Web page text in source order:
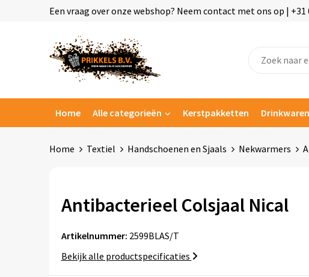
Een vraag over onze webshop? Neem contact met ons op |
Home Alle categorieën Kerstpakketten Drinkwaren
Home Textiel Handschoenen en Sjaals Nekwarmers
Antibacterieel Colsjaal Nical
Artikelnummer: 2599BLAS/T
Bekijk alle productspecificaties